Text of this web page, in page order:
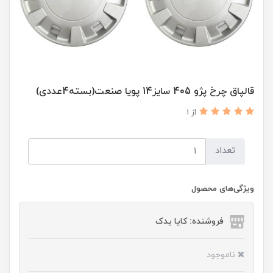
قالپاق چرخ پژو 405 سایز14 پویا صنعت(بسته4عددی)
از 1
تعداد
ویژگی‌های محصول
فروشنده: کایا یدک
ناموجود